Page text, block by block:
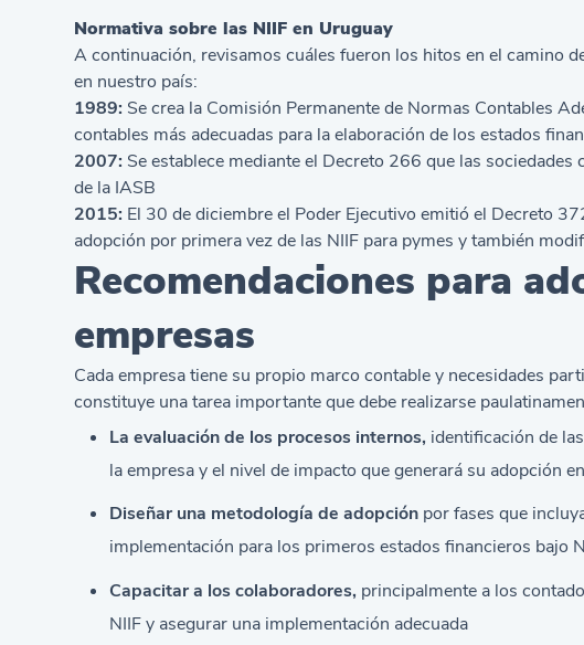
Normativa sobre las NIIF en Uruguay
A continuación, revisamos cuáles fueron los hitos en el camino
en nuestro país:
1989: Se crea la Comisión Permanente de Normas Contables
contables más adecuadas para la elaboración de los estados
2007: Se establece mediante el Decreto 266 que las
de la IASB
2015: El 30 de diciembre el Poder Ejecutivo emitió el Decreto
adopción por primera vez de las NIIF para pymes y también
Recomendaciones para
empresas
Cada empresa tiene su propio marco contable y necesidades
constituye una tarea importante que debe realizarse
La evaluación de los procesos internos, identificación de
la empresa y el nivel de impacto que generará su adopción
Diseñar una metodología de adopción por fases que
implementación para los primeros estados financieros bajo
Capacitar a los colaboradores, principalmente a los
NIIF y asegurar una implementación adecuada